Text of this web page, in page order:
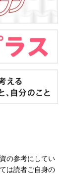
の参考にしてい
は読者ご自身の